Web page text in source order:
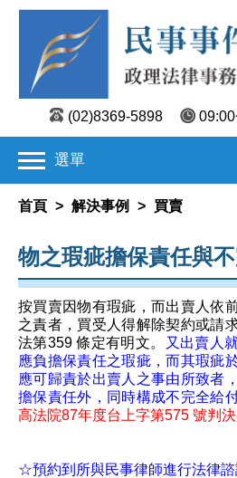
(02)8369-5898
選單
首頁 > 解決事例 > 買賣
物之瑕疵擔保責任與
按買賣因物有瑕疵，而出賣人依
之責者，買受人得解除契約或請
法第359 條定有明文。
又出賣人
應負擔保責任之瑕疵，而其瑕疵
應可歸責於出賣人之事由所致者
擔保責任外，同時構成不完全給
高法院87年度台上字第575 號判決
☆預約到所與民事律師進行法律諮